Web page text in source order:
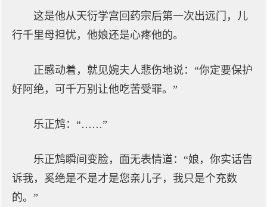
这是他从天衍学宫回药宗后第一次出远门，儿
行千里母担忧，他娘还是心疼他的。
正感动着，就见婉夫人悲伤地说：“你定要保护
好阿绝，可千万别让他吃苦受罪。”
乐正鸩：“……”
乐正鸩瞬间变脸，面无表情道：“娘，你实话告
诉我，奚绝是不是才是您亲儿子，我只是个充数
的。”